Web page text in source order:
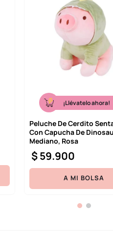
¡Llévatelo ahora!
Peluche De Cerdito
Con Capucha De
Mediano, Rosa
$59.900
A MI BOLSA